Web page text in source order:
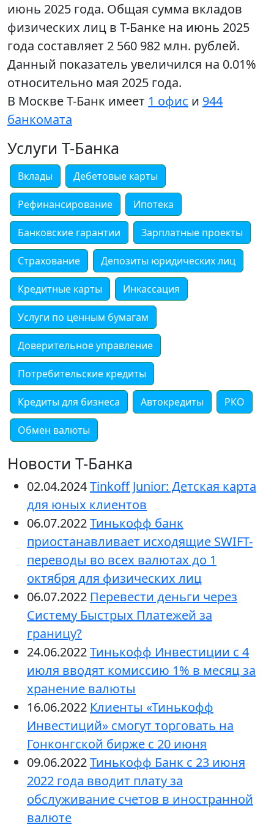
июнь 2025 года. Общая сумма вкладов
физических лиц в Т-Банке на июнь 2025
года составляет 2 560 982 млн. рублей.
Данный показатель увеличился на 0.01%
относительно мая 2025 года.
В Москве Т-Банк имеет 1 офис и 944
банкомата
Услуги Т-Банка
Вклады Дебетовые карты
Рефинансирование Ипотека
Банковские гарантии Зарплатные проекты
Страхование Депозиты юридических лиц
Кредитные карты Инкассация
Услуги по ценным бумагам
Доверительное управление
Потребительские кредиты
Кредиты для бизнеса Автокредиты РКО
Обмен валюты
Новости Т-Банка
02.04.2024Tinkoff Junior: Детская карта
для юных клиентов
06.07.2022Тинькофф банк
приостанавливает исходящие SWIFT-
переводы во всех валютах до 1
октября для физических лиц
06.07.2022 Перевести деньги через
Систему Быстрых Платежей за
границу?
24.06.2022Тинькофф Инвестиции с 4
июля вводят комиссию 1% в месяц за
хранение валюты
16.06.2022 Клиенты «Тинькофф
Инвестиций» смогут торговать на
Гонконгской бирже с 20 июня
09.06.2022Тинькофф Банк с 23 июня
2022 года вводит плату за
обслуживание счетов в иностранной
валюте